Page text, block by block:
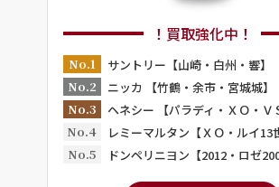
！買取強化中！
No.1
サントリー【山崎・白州・響】
No.2
ニッカ 【竹鶴・余市・宮城城】
No.3
ヘネシー 【パラディ・ＸＯ・Ｖ
No.4
レミーマルタン【ＸＯ・ルイ13
No.5
ドンペリニヨン【2012・ロゼ